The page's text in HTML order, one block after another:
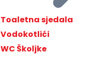
Toaletna sjedala
Vodokotlići
WC Školjke